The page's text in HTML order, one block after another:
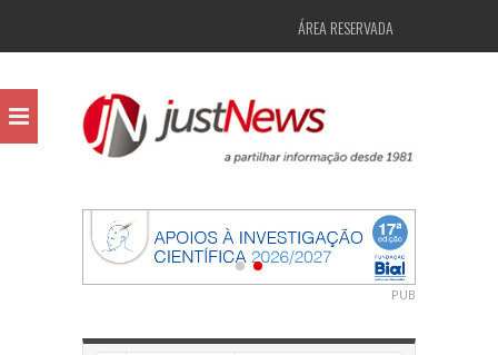
ÁREA RESERVADA
PUB